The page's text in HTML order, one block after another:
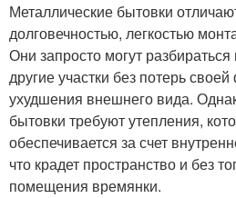
Металлические бытовки
долговечностью, легкостью
Они запросто могут
другие участки без потерь
ухудшения внешнего вида.
бытовки требуют утепления,
обеспечивается за счет
что крадет пространство и без
помещения времянки.